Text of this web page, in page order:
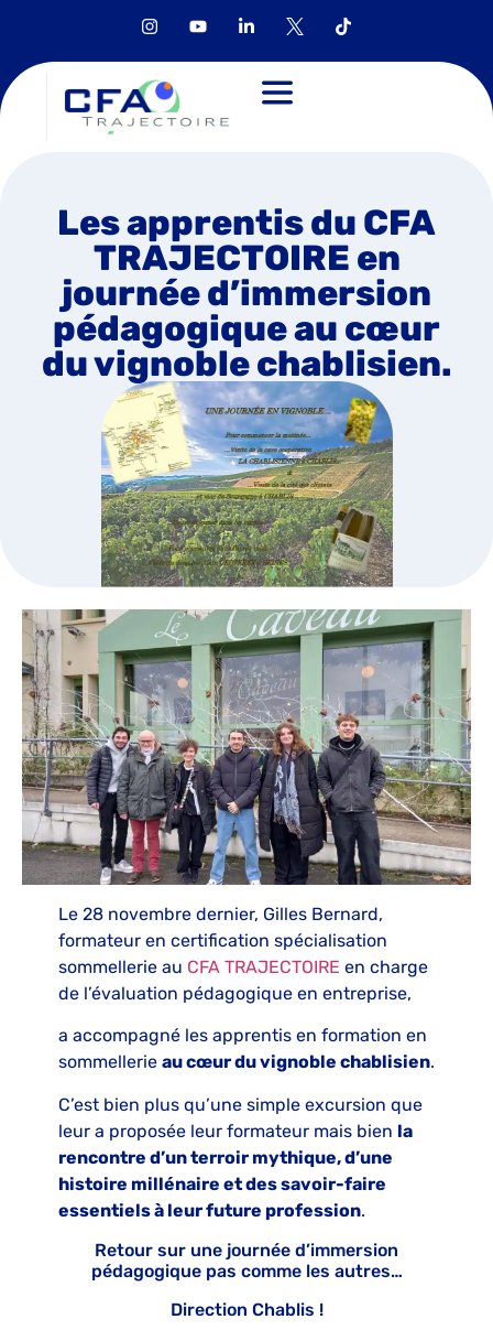
Les apprentis du CFA
TRAJECTOIRE en
journée d’immersion
pédagogique au cœur
du vignoble chablisien.
Le 28 novembre dernier, Gilles Bernard,
formateur en certification spécialisation
sommellerie au CFA TRAJECTOIRE en charge
de l’évaluation pédagogique en entreprise,
a accompagné les apprentis en formation en
sommellerie au cœur du vignoble chablisien.
C’est bien plus qu’une simple excursion que
leur a proposée leur formateur mais bien la
rencontre d’un terroir mythique, d’une
histoire millénaire et des savoir-faire
essentiels à leur future profession.
Retour sur une journée d’immersion
pédagogique pas comme les autres…
Direction Chablis !